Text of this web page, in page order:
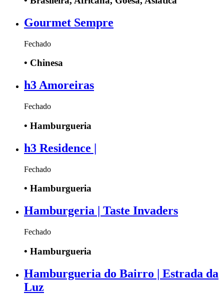
Gourmet Sempre
Fechado
• Chinesa
h3 Amoreiras
Fechado
• Hamburgueria
h3 Residence |
Fechado
• Hamburgueria
Hamburgeria | Taste Invaders
Fechado
• Hamburgueria
Hamburgueria do Bairro | Estrada da
Luz